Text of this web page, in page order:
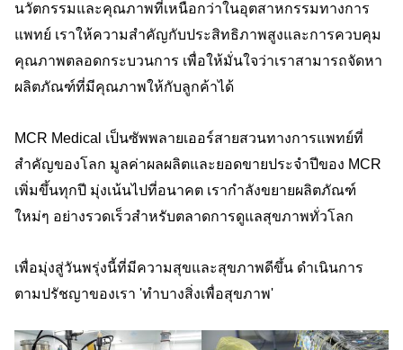
นวัตกรรมและคุณภาพที่เหนือกว่าในอุตสาหกรรมทางการ
แพทย์ เราให้ความสำคัญกับประสิทธิภาพสูงและการควบคุม
คุณภาพตลอดกระบวนการ เพื่อให้มั่นใจว่าเราสามารถจัดหา
ผลิตภัณฑ์ที่มีคุณภาพให้กับลูกค้าได้
MCR Medical เป็นซัพพลายเออร์สายสวนทางการแพทย์ที่
สำคัญของโลก มูลค่าผลผลิตและยอดขายประจำปีของ MCR
เพิ่มขึ้นทุกปี มุ่งเน้นไปที่อนาคต เรากำลังขยายผลิตภัณฑ์
ใหม่ๆ อย่างรวดเร็วสำหรับตลาดการดูแลสุขภาพทั่วโลก
เพื่อมุ่งสู่วันพรุ่งนี้ที่มีความสุขและสุขภาพดีขึ้น ดำเนินการ
ตามปรัชญาของเรา 'ทำบางสิ่งเพื่อสุขภาพ'